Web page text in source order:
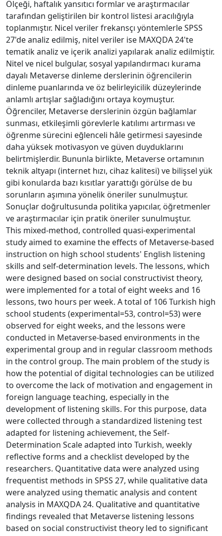
Ölçeği, haftalık yansıtıcı formlar ve araştırmacılar
tarafından geliştirilen bir kontrol listesi aracılığıyla
toplanmıştır. Nicel veriler frekansçı yöntemlerle SPSS
27'de analiz edilmiş, nitel veriler ise MAXQDA 24'te
tematik analiz ve içerik analizi yapılarak analiz edilmiştir.
Nitel ve nicel bulgular, sosyal yapılandırmacı kurama
dayalı Metaverse dinleme derslerinin öğrencilerin
dinleme puanlarında ve öz belirleyicilik düzeylerinde
anlamlı artışlar sağladığını ortaya koymuştur.
Öğrenciler, Metaverse derslerinin özgün bağlamlar
sunması, etkileşimli görevlerle katılımı artırması ve
öğrenme sürecini eğlenceli hâle getirmesi sayesinde
daha yüksek motivasyon ve güven duyduklarını
belirtmişlerdir. Bununla birlikte, Metaverse ortamının
teknik altyapı (internet hızı, cihaz kalitesi) ve bilişsel yük
gibi konularda bazı kısıtlar yarattığı görülse de bu
sorunların aşımına yönelik öneriler sunulmuştur.
Sonuçlar doğrultusunda politika yapıcılar, öğretmenler
ve araştırmacılar için pratik öneriler sunulmuştur.
This mixed-method, controlled quasi-experimental
study aimed to examine the effects of Metaverse-based
instruction on high school students' English listening
skills and self-determination levels. The lessons, which
were designed based on social constructivist theory,
were implemented for a total of eight weeks and 16
lessons, two hours per week. A total of 106 Turkish high
school students (experimental=53, control=53) were
observed for eight weeks, and the lessons were
conducted in Metaverse-based environments in the
experimental group and in regular classroom methods
in the control group. The main problem of the study is
how the potential of digital technologies can be utilized
to overcome the lack of motivation and engagement in
foreign language teaching, especially in the
development of listening skills. For this purpose, data
were collected through a standardized listening test
adapted for listening achievement, the Self-
Determination Scale adapted into Turkish, weekly
reflective forms and a checklist developed by the
researchers. Quantitative data were analyzed using
frequentist methods in SPSS 27, while qualitative data
were analyzed using thematic analysis and content
analysis in MAXQDA 24. Qualitative and quantitative
findings revealed that Metaverse listening lessons
based on social constructivist theory led to significant